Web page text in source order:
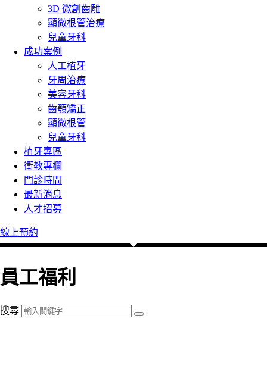
3D 微創齒雕
顯微根管治療
兒童牙科
成功案例
人工植牙
牙周治療
美容牙科
齒顎矯正
顯微根管
兒童牙科
植牙專區
衛教專欄
門診時間
最新消息
人才招募
線上預約
員工福利
搜尋